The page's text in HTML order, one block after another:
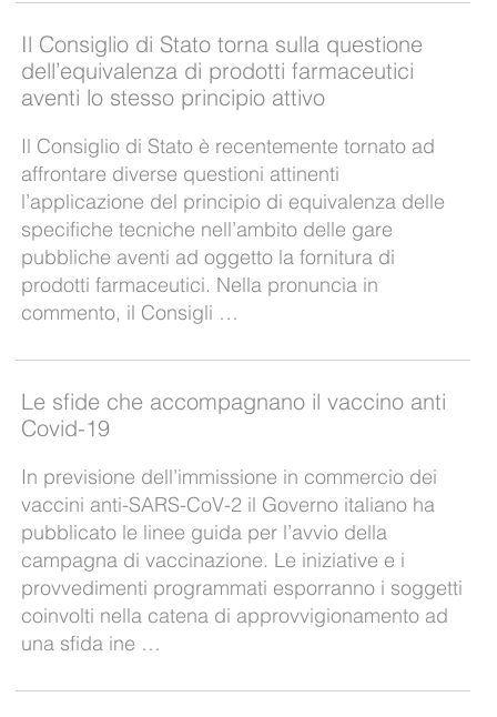
Il Consiglio di Stato torna sulla questione
dell’equivalenza di prodotti farmaceutici
aventi lo stesso principio attivo
Il Consiglio di Stato è recentemente tornato ad
affrontare diverse questioni attinenti
l’applicazione del principio di equivalenza delle
specifiche tecniche nell’ambito delle gare
pubbliche aventi ad oggetto la fornitura di
prodotti farmaceutici. Nella pronuncia in
commento, il Consigli …
Le sfide che accompagnano il vaccino anti
Covid-19
In previsione dell’immissione in commercio dei
vaccini anti-SARS-CoV-2 il Governo italiano ha
pubblicato le linee guida per l’avvio della
campagna di vaccinazione. Le iniziative e i
provvedimenti programmati esporranno i soggetti
coinvolti nella catena di approvvigionamento ad
una sfida ine …